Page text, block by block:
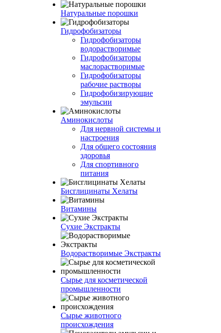
Натуральные порошки
Гидрофобизаторы
Гидрофобизаторы
водорастворимые
Гидрофобизаторы
маслорастворимые
Гидрофобизаторы
рабочие растворы
Гидрофобизирующие
эмульсии
Аминокислоты
Для нервной системы и
настроения
Для общего состояния
здоровья
Для спортивного
питания
Бисглицинаты Хелаты
Витамины
Сухие Экстракты
Водорастворимые Экстракты
Сырье для косметической
промышленности
Сырье животного
происхождения